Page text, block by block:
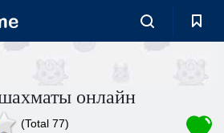
онлайн
(Total 77)